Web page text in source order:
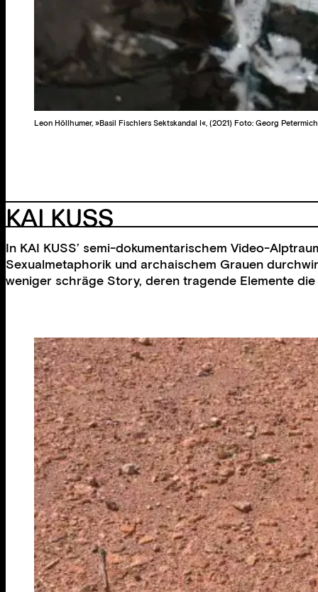
Leon Höllhumer, »Basil Fischlers Sektskandal I«, (2021) Foto: Georg
KAI KUSS
In KAI KUSS’ semi-dokumentarischem Video-
Sexualmetaphorik und archaischem Grauen
weniger schräge Story, deren tragende Elemente